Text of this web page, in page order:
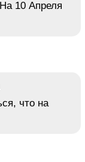
10 Апреля
что на